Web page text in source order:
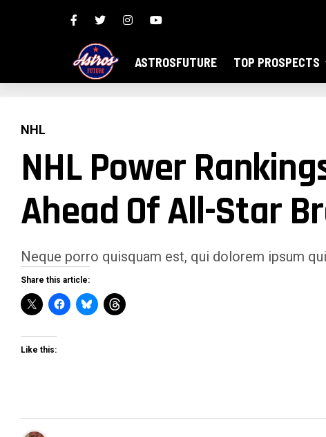
ASTROSFUTURE TOP PROSPECTS
NHL
NHL Power
Ahead Of All-Star
Neque porro quisquam est, qui dolorem ipsum
Share this article:
Like this: